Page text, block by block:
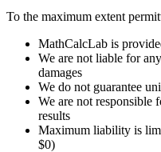
To the maximum extent
MathCalcLab is
We are not liable for
damages
We do not guarantee
We are not responsible
results
Maximum liability is
$0)